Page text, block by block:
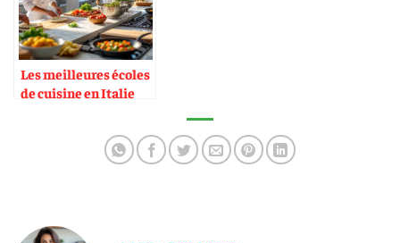
Les meilleures écoles
de cuisine en Italie